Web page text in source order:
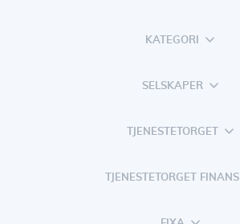
KATEGORI
SELSKAPER
TJENESTETORGET
TJENESTETORGET FINANS